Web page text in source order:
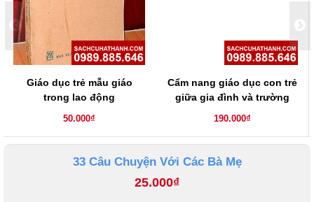
Giáo dục trẻ mẫu giáo
trong lao động
50.000₫
Cẩm nang giáo dục con trẻ
giữa gia đình và trường
học
190.000₫
33 Câu Chuyện Với Các Bà Mẹ
25.000₫